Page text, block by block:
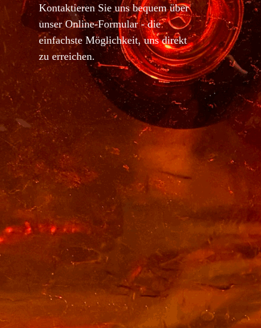
Kontaktieren Sie uns bequem über
unser Online-Formular - die
einfachste Möglichkeit, uns direkt
zu erreichen.